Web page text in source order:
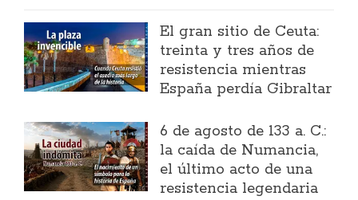
El gran sitio de Ceuta:
treinta y tres años de
resistencia mientras
España perdía Gibraltar
6 de agosto de 133 a. C.:
la caída de Numancia,
el último acto de una
resistencia legendaria